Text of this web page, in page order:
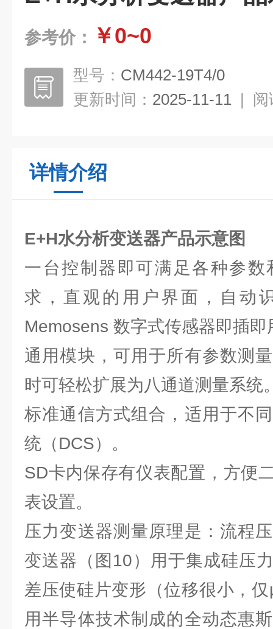
参考价： ￥0~0
型号： CM442-19T4/0
更新时间： 2025-11-11 | 阅
详情介绍
E+H水分析变送器产品示意图
一台控制器即可满足各种参
求，直观的用户界面，自动
Memosens 数字式传感器即插即
通用模块，可用于所有参数测
时可轻松扩展为八通道测量系统
标准通信方式组合，适用于不
统（DCS）。
SD卡内保存有仪表配置，方便
表设置。
压力变送器测量原理是：流程
变送器（图10）用于集成硅压
差压使硅片变形（位移很小，
用半导体技术制成的全动态惠